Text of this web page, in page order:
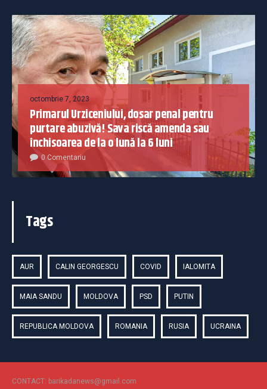
octombrie 7, 2023
Primarul Urziceniului, dosar penal pentru
purtare abuzivă! Sava riscă amenda sau
închisoarea de la o lună la 6 luni
0 Comentariu
Tags
AUR CALIN GEORGESCU COVID IALOMITA
MAIA SANDU MOLDOVA PSD PUTIN
REPUBLICA MOLDOVA ROMANIA RUSIA UCRAINA
CONTACT: barikadanews@gmail.com